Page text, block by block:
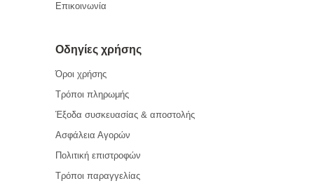
Επικοινωνία
Οδηγίες χρήσης
Όροι χρήσης
Τρόποι πληρωμής
Έξοδα συσκευασίας & αποστολής
Ασφάλεια Αγορών
Πολιτική επιστροφών
Τρόποι παραγγελίας